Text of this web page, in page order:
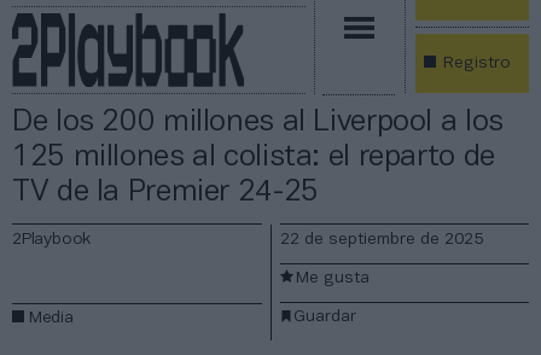
Registro
De los 200 millones al Liverpool a los
125 millones al colista: el reparto de
TV de la Premier 24-25
2Playbook
Media
22 de septiembre de 2025
Guardar
Me gusta